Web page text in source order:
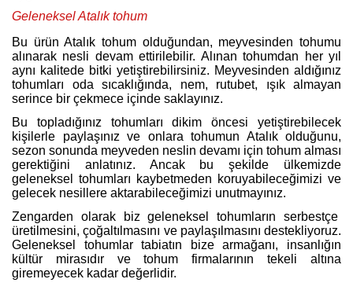
Geleneksel Atalık tohum
Bu ürün Atalık tohum olduğundan, meyvesinden tohumu
alınarak nesli devam ettirilebilir. Alınan tohumdan her yıl
aynı kalitede bitki yetiştirebilirsiniz. Meyvesinden aldığınız
tohumları oda sıcaklığında, nem, rutubet, ışık almayan
serince bir çekmece içinde saklayınız.
Bu topladığınız tohumları dikim öncesi yetiştirebilecek
kişilerle paylaşınız ve onlara tohumun Atalık olduğunu,
sezon sonunda meyveden neslin devamı için tohum alması
gerektiğini anlatınız. Ancak bu şekilde ülkemizde
geleneksel tohumları kaybetmeden koruyabileceğimizi ve
gelecek nesillere aktarabileceğimizi unutmayınız.
Zengarden olarak biz geleneksel tohumların serbestçe
üretilmesini, çoğaltılmasını ve paylaşılmasını destekliyoruz.
Geleneksel tohumlar tabiatın bize armağanı, insanlığın
kültür mirasıdır ve tohum firmalarının tekeli altına
giremeyecek kadar değerlidir.